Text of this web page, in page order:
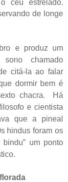
céu estrelado.
de longe
e produz um
chamado
citá-la ao falar
dormir bem é
chacra.
Há
e cientista
que a pineal
hindus foram os
um ponto